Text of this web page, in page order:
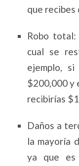
que recibes
Robo total:
cual se
ejemplo,
$200,000 y
recibirías
Daños a
la mayoría
ya que es